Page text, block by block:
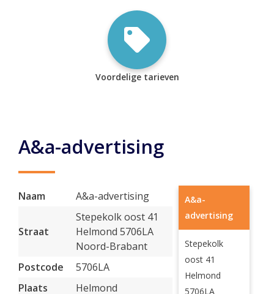
Voordelige tarieven
A&a-advertising
Naam A&a-advertising
Straat
Stepekolk oost 41
Helmond 5706LA
Noord-Brabant
Postcode
5706LA
Plaats
Helmond
A&a-
advertising
Stepekolk
oost 41
Helmond
5706LA